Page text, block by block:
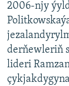
2006-njy
derňewleriň
lideri